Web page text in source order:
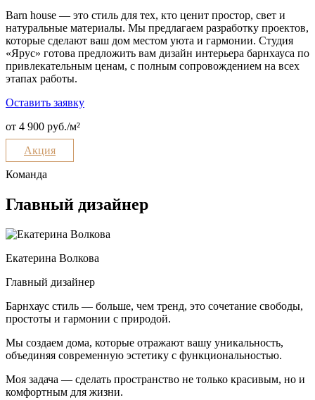
Barn house — это стиль для тех, кто ценит простор, свет и
натуральные материалы. Мы предлагаем разработку проектов,
которые сделают ваш дом местом уюта и гармонии. Студия
«Ярус» готова предложить вам дизайн интерьера барнхауса по
привлекательным ценам, с полным сопровождением на всех
этапах работы.
Оставить заявку
от 4 900 руб./м²
Акция
Команда
Главный дизайнер
Екатерина Волкова
Главный дизайнер
Барнхаус стиль — больше, чем тренд, это сочетание свободы,
простоты и гармонии с природой.
Мы создаем дома, которые отражают вашу уникальность,
объединяя современную эстетику с функциональностью.
Моя задача — сделать пространство не только красивым, но и
комфортным для жизни.